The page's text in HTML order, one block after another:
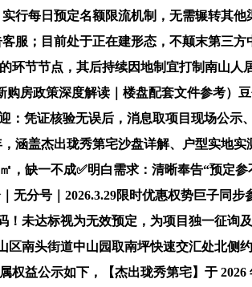
行每日预定名额限流机制，无需辗转其
；目前处于正在建形态，不颠末第三方
节节点，其后持续因地制宜打制南山人
房政策深度解读｜楼盘配套文件参考）
凭证核验无误后，消息取项目现场公
涵盖杰出珑秀第宅沙盘详解、户型实地
缺一不成✅明白需求：清晰奉告“预定
分号｜2026.3.29限时优惠权势巨子同
未达标视为无效预定，为项目独一征询
南头街道中山园取南坪快速交汇处北侧
益公示如下，【杰出珑秀第宅】于